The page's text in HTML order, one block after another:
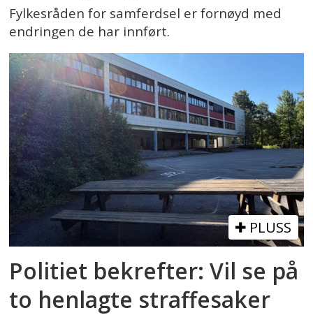
Fylkesråden for samferdsel er fornøyd med
endringen de har innført.
PLUSS
Politiet bekrefter: Vil se på
to henlagte straffesaker